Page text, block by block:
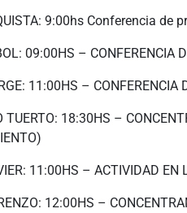
9:00hs Conferencia de
09:00HS – CONFERENCIA
11:00HS – CONFERENCIA
TUERTO: 18:30HS –
11:00HS – ACTIVIDAD EN
12:00HS –